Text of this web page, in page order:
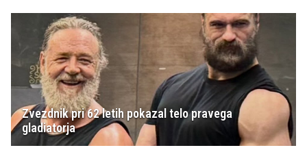
Zvezdnik pri 62 letih pokazal telo pravega
gladiatorja